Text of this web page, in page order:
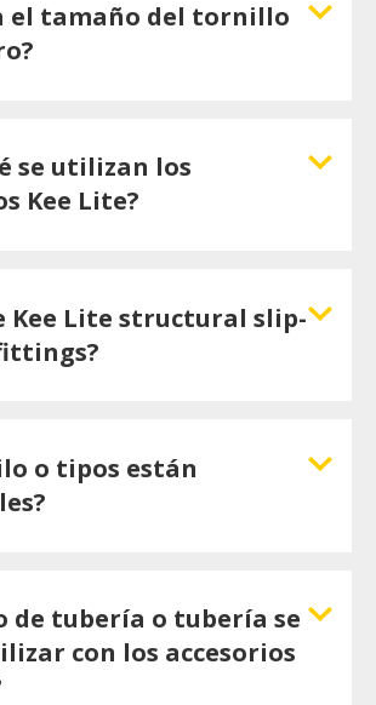
el tamaño del tornillo
se utilizan los
Kee Lite?
Kee Lite structural slip-
o tipos están
de tubería o tubería se
con los accesorios